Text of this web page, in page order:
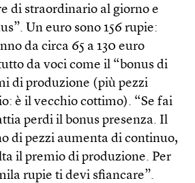
di straordinario al giorno e
Un euro sono 156 rupie:
da circa 65 a 130 euro
da voci come il “bonus di
di produzione (più pezzi
è il vecchio cottimo). “Se fai
perdi il bonus presenza. Il
di pezzi aumenta di continuo,
il premio di produzione. Per
rupie ti devi sfiancare”.